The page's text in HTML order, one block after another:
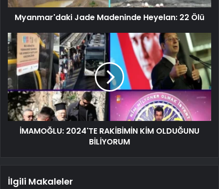
Myanmar'daki Jade Madeninde Heyelan: 22 Ölü
İMAMOĞLU: 2024'TE RAKİBİMİN KİM OLDUĞUNU
BİLİYORUM
İlgili Makaleler